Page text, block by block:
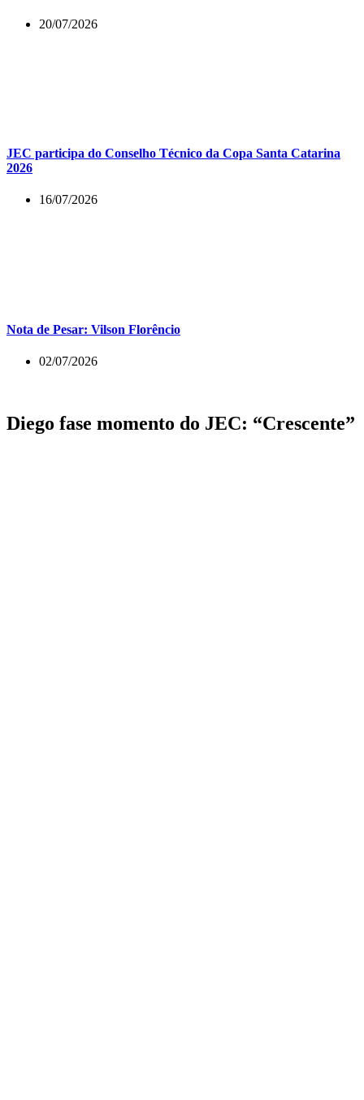
20/07/2026
JEC participa do Conselho Técnico da Copa Santa Catarina
2026
16/07/2026
Nota de Pesar: Vilson Florêncio
02/07/2026
Diego fase momento do JEC: “Crescente”